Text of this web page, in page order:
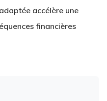
accélère une
financières